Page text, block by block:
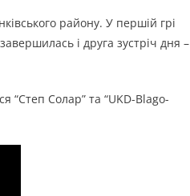
району. У першій грі
і друга зустріч дня –
“Степ Солар” та “UKD-Blago-